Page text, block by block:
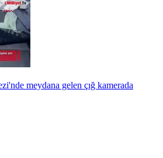
meydana gelen çığ kamerada